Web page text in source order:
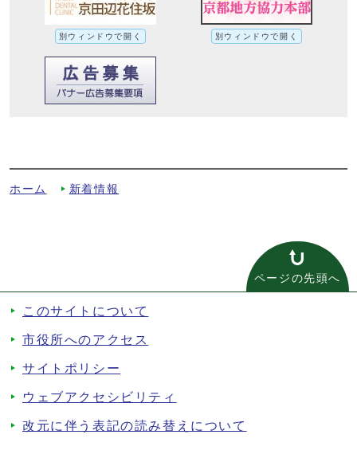
別ウィンドウで開く 別ウィンドウで開く
ホーム 新着情報
ページの先頭へ
このサイトについて
市役所へのアクセス
サイトポリシー
ウェブアクセシビリティ
改元に伴う表記の読み替えについて